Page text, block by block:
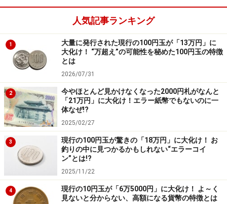
ら抜け出して、ドイツ企業のように自主独立化しない
と、いつまで経っても競争力は強くならない、という点
である。
すなわち、企業活動は、購入先のニーズを把握するマー
ケティングや製品の企画から始まり、開発、設計、生
産、営業、販売、物流など一連の工程から成る。
「系列」の傘下にあったときは、親企業から設計図を渡
され、指示どおりに生産し、すべてを買い取ってくれ
た。そのため、「生産」だけ行っていればよく、現場で
ものづくりをする職人だけで会社が成り立つ。
日本の中小企業には、製品の企画開発という前工程がな
く、また後工程の営業販売工程がない。つまり「工場＝
人気記事ランキング
1
大量に発行された現行の100円玉が「13万円」に
大化け！ “万超え”の可能性を秘めた100円玉の特徴
とは
2026/07/31
2
今やほとんど見かけなくなった2000円札がなんと
「21万円」に大化け！エラー紙幣でもないのに一
体なぜ!?
2025/02/27
3
現行の100円玉が驚きの「18万円」に大化け！ お
釣りの中に見つかるかもしれない“エラーコイ
ン”とは!?
2025/11/22
4
現行の10円玉が「6万5000円」に大化け！ よ～く
見ないと分からない、高額になる貨幣の特徴とは